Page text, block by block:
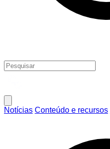
Notícias Conteúdo e recursos